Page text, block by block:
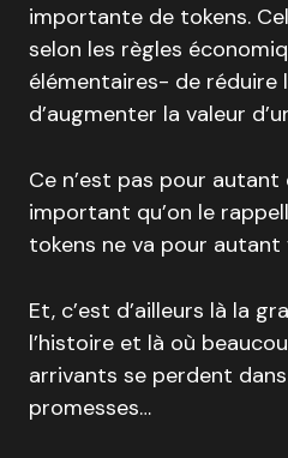
importante de tokens.
selon les règles
élémentaires- de réduire
d’augmenter la valeur
Ce n’est pas pour
important qu’on le
tokens ne va pour
Et, c’est d’ailleurs là la
l’histoire et là où
arrivants se perdent
promesses…